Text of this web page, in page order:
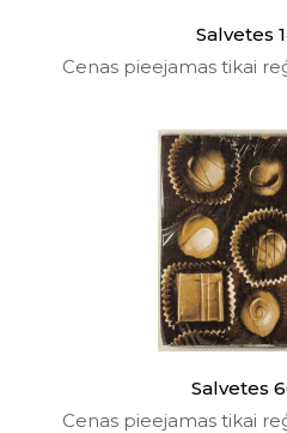
Salvetes
Cenas pieejamas tikai
Salvetes
Cenas pieejamas tikai